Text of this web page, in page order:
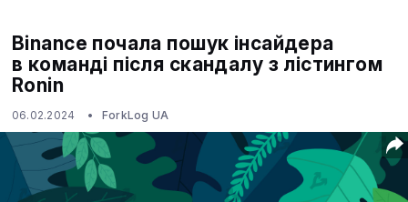
Binance почала пошук інсайдера
в команді після скандалу з лістингом
Ronin
06.02.2024 ForkLog UA